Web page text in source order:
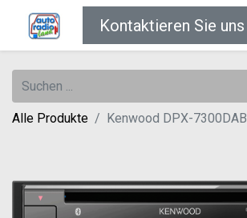
Kontaktieren Sie uns
Alle Produkte Kenwood DPX-7300DAB